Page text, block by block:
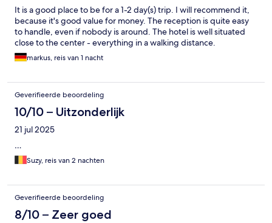
It is a good place to be for a 1-2 day(s) trip. I will recommend it,
because it's good value for money. The reception is quite easy
to handle, even if nobody is around. The hotel is well situated
close to the center - everything in a walking distance.
markus, reis van 1 nacht
Geverifieerde beoordeling
10/10 – Uitzonderlijk
21 jul 2025
…
Suzy, reis van 2 nachten
Geverifieerde beoordeling
8/10 – Zeer goed